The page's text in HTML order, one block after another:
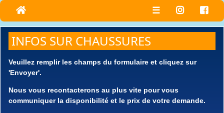
☰
INFOS SUR CHAUSSURES
Veuillez remplir les champs du formulaire et cliquez sur
'Envoyer'.
Nous vous recontacterons au plus vite pour vous
communiquer la disponibilité et le prix de votre demande.